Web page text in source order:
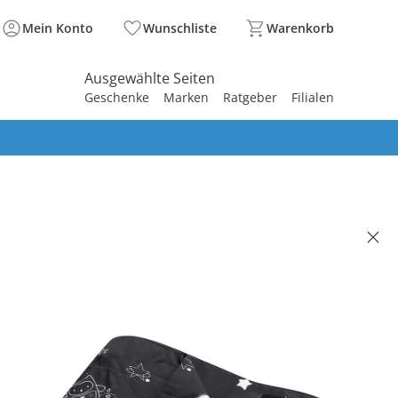
Mein Konto Wunschliste Warenkorb
Ausgewählte Seiten
Geschenke Marken Ratgeber Filialen
26.95